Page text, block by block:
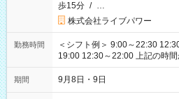
歩15分 / …
株式会社ライブパワー
勤務時間
＜シフト例＞ 9:00～22:30
19:00 12:30～22:00 上記の時間から好きな時間を選べます！ ※
時間は変更となる可能性があり
期間 9月8日・9日